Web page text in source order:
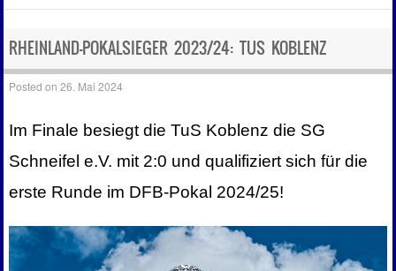
RHEINLAND-POKALSIEGER 2023/24: TUS KOBLENZ
Posted on26. Mai 2024
Im Finale besiegt die TuS Koblenz die SG
Schneifel e.V. mit 2:0 und qualifiziert sich für die
erste Runde im DFB-Pokal 2024/25!